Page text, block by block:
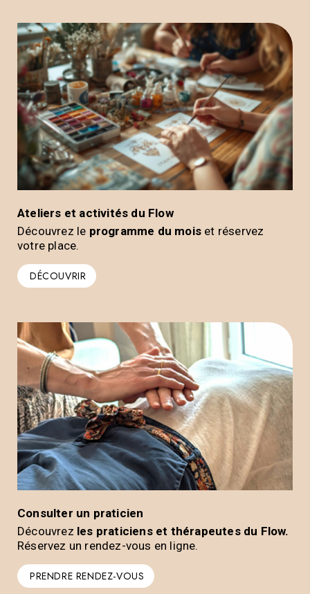
Ateliers et activités du Flow
Découvrez le programme du mois et réservez
votre place.
DÉCOUVRIR
Consulter un praticien
Découvrez les praticiens et thérapeutes du Flow.
Réservez un rendez-vous en ligne.
PRENDRE RENDEZ-VOUS